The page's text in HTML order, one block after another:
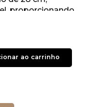
proporcionando
ao carrinho